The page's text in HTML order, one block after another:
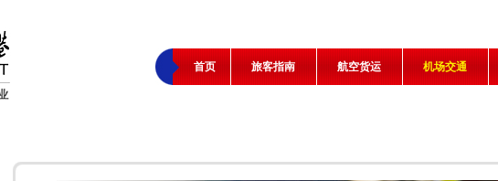
首页 旅客指南 航空货运 机场交通